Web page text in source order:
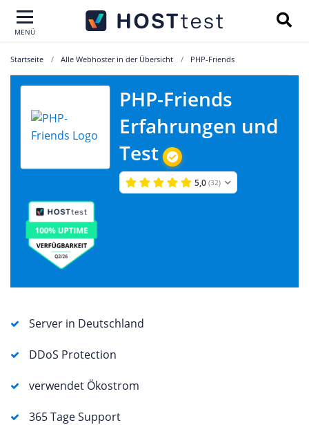
MENÜ
Startseite Alle Webhoster in der Übersicht PHP-Friends
PHP-Friends
Erfahrungen und
Test
5,0 (32)
Server in Deutschland
DDoS Protection
verwendet Ökostrom
365 Tage Support